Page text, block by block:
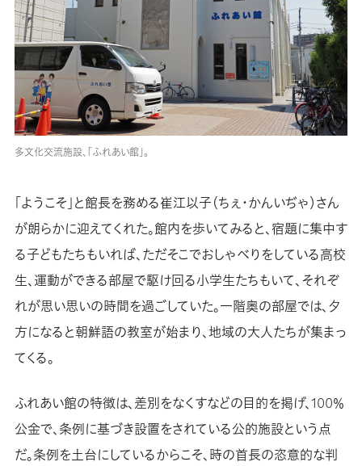
多文化交流施設、「ふれあい館」。
「ようこそ」と館長を務める崔江以子（ちぇ・かんいぢゃ）さん
が朗らかに迎えてくれた。館内を歩いてみると、宿題に集中す
る子どもたちもいれば、ただそこでおしゃべりをしている高校
生、運動ができる部屋で駆け回る小学生たちもいて、それぞ
れが思い思いの時間を過ごしていた。一階奥の部屋では、夕
方になると朝鮮語の教室が始まり、地域の大人たちが集まっ
てくる。
ふれあい館の特徴は、差別をなくすなどの目的を掲げ、100％
公金で、条例に基づき設置をされている公的施設という点
だ。条例を土台にしているからこそ、時の首長の恣意的な判